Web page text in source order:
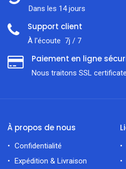
Dans les 14 jours
Support client
À l'écoute 7j / 7
Paiement en ligne
Nous traitons SSL сertificate
À propos de nous
Confidentialité
Expédition & Livraison